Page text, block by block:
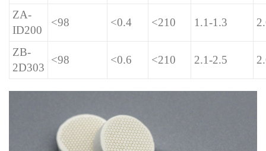
ZA-
ID200
<98 <0.4 <210 1.1-1.3
ZB-
2D303
<98 <0.6 <210 2.1-2.5